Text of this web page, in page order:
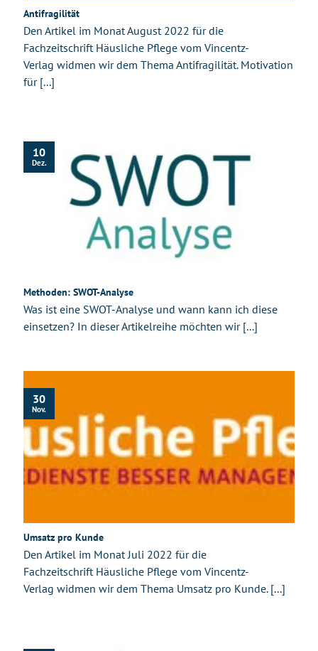
Antifragilität
Den Artikel im Monat August 2022 für die
Fachzeitschrift Häusliche Pflege vom Vincentz-
Verlag widmen wir dem Thema Antifragilität. Motivation
für [...]
Methoden: SWOT-Analyse
Was ist eine SWOT-Analyse und wann kann ich diese
einsetzen? In dieser Artikelreihe möchten wir [...]
10
Dez.
Umsatz pro Kunde
Den Artikel im Monat Juli 2022 für die
Fachzeitschrift Häusliche Pflege vom Vincentz-
Verlag widmen wir dem Thema Umsatz pro Kunde. [...]
30
Nov.